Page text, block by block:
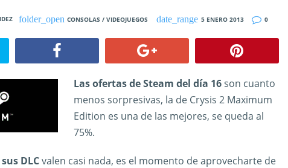
CONSOLAS / VIDEOJUEGOS 5 ENERO 2013 0
Las ofertas de Steam del día 16son cuanto
menos sorpresivas, la de Crysis 2 Maximum
Edition es una de las mejores, se queda al
75%.
DLCvalen casi nada, es el momento de aprovecharte de